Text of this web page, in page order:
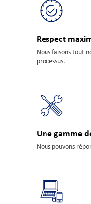
Respect
Nous faisons tout
processus.
Une gamme
Nous pouvons